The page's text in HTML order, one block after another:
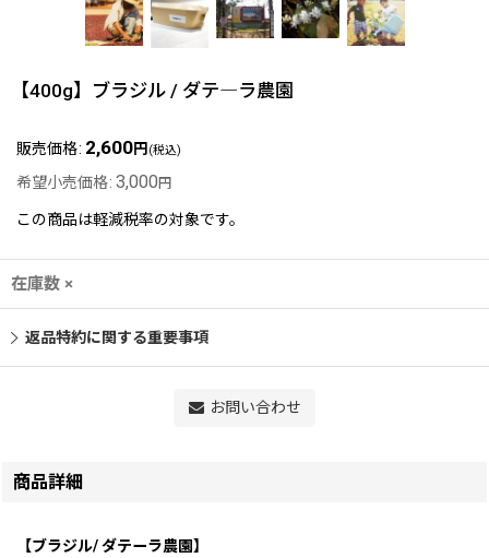
【400g】ブラジル / ダテ―ラ農園
販売価格: 2,600円 (税込)
希望小売価格: 3,000 円
この商品は軽減税率の対象です。
在庫数 ×
返品特約に関する重要事項
お問い合わせ
商品詳細
【ブラジル/ ダテーラ農園】